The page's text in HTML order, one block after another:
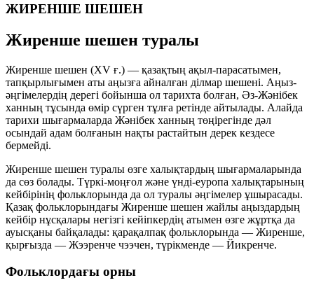
ЖИРЕНШЕ ШЕШЕН
Жиренше шешен туралы
Жиренше шешен (XV ғ.) — қазақтың ақыл-парасатымен,
тапқырлығымен аты аңызға айналған ділмар шешені. Аңыз-
әңгімелердің дерегі бойынша ол тарихта болған, Әз-Жәнібек
ханның тұсында өмір сүрген тұлға ретінде айтылады. Алайда
тарихи шығармаларда Жәнібек ханның төңірегінде дәл
осындай адам болғанын нақты растайтын дерек кездесе
бермейді.
Жиренше шешен туралы өзге халықтардың шығармаларында
да сөз болады. Түркі-моңғол және үнді-еуропа халықтарының
кейбірінің фольклорында да ол туралы әңгімелер ұшырасады.
Қазақ фольклорындағы Жиренше шешен жайлы аңыздардың
кейбір нұсқалары негізгі кейіпкердің атымен өзге жұртқа да
ауысқаны байқалады: қарақалпақ фольклорында — Жиренше,
қырғызда — Жээренче чээчен, түрікменде — Йикренче.
Фольклордағы орны